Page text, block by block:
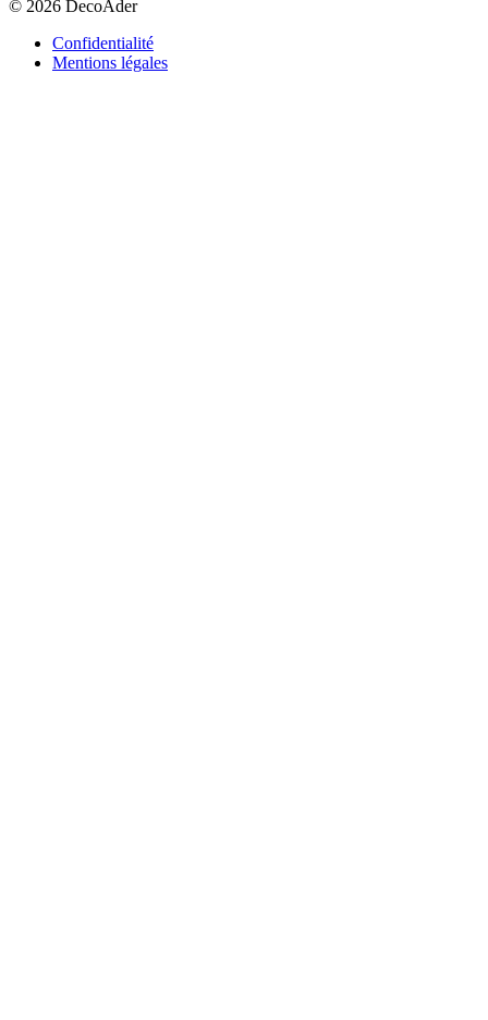
© 2026 DecoAder
Confidentialité
Mentions légales